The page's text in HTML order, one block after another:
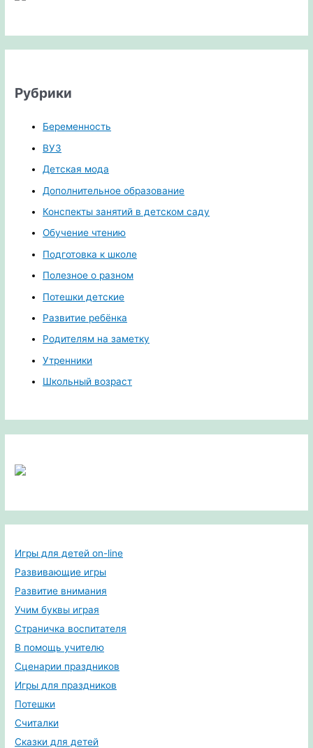
Рубрики
Беременность
ВУЗ
Детская мода
Дополнительное образование
Конспекты занятий в детском саду
Обучение чтению
Подготовка к школе
Полезное о разном
Потешки детские
Развитие ребёнка
Родителям на заметку
Утренники
Школьный возраст
Игры для детей on-line
Развивающие игры
Развитие внимания
Учим буквы играя
Страничка воспитателя
В помощь учителю
Сценарии праздников
Игры для праздников
Потешки
Считалки
Сказки для детей